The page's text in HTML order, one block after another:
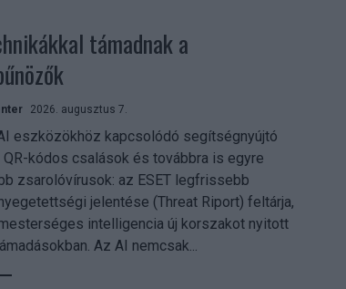
támadnak a
2026. augusztus 7.
eszközökhöz kapcsolódó segítségnyújtó
QR-kódos csalások és továbbra is egyre
zsarolóvírusok: az ESET legfrissebb
jelentése (Threat Riport) feltárja,
intelligencia új korszakot nyitott
Az AI nemcsak...